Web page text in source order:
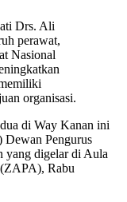
Drs. Ali
perawat,
Nasional
organisasi.
di Way Kanan ini
Dewan Pengurus
yang digelar di Aula
Rabu